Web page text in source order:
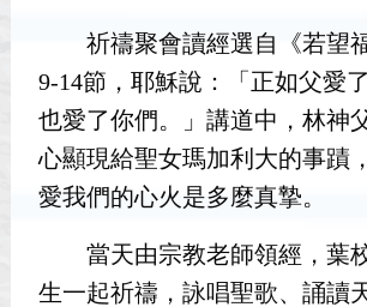
祈禱聚會讀經選自《若望
9-14節，耶穌說：「正如父愛
也愛了你們。」講道中，林神
心顯現給聖女瑪加利大的事蹟
愛我們的心火是多麼真摯。
當天由宗教老師領經，葉
生一起祈禱，詠唱聖歌、誦讀